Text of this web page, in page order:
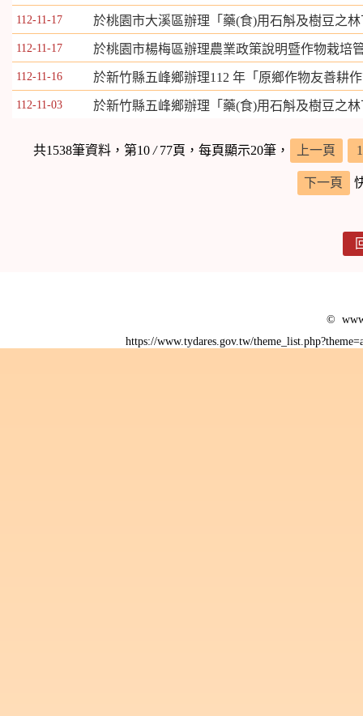
112-11-17 於桃園市大溪區辦理「藥(食)用石斛及樹豆之
112-11-17 於桃園市楊梅區辦理農業政策說明暨作物栽培
112-11-16 於新竹縣五峰鄉辦理112 年「原鄉作物友善耕
112-11-03 於新竹縣五峰鄉辦理「藥(食)用石斛及樹豆之
共1538筆資料，第10/77頁，每頁顯示20筆， 上一頁 1
下一頁
©
https://www.tydares.gov.tw/